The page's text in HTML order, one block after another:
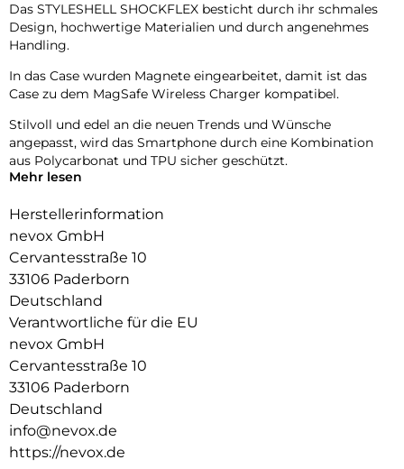
Das STYLESHELL SHOCKFLEX besticht durch ihr schmales
Design, hochwertige Materialien und durch angenehmes
Handling.
In das Case wurden Magnete eingearbeitet, damit ist das
Case zu dem MagSafe Wireless Charger kompatibel.
Stilvoll und edel an die neuen Trends und Wünsche
angepasst, wird das Smartphone durch eine Kombination
aus Polycarbonat und TPU sicher geschützt.
vor Stürzen.
Das Display ist durch die seitlichen Flanken geschützt.
Durch das verwendete Material ist diese komplett
Transparent und bringt jegliche Farbe des Smartphones,
passend zur Geltung.
Die Anschlüsse, Knöpfe und Kamera bleiben voll zugänglich.
Hochwertiges Schmutzabweisendes Material und
Schockproof durch eingearbeitete Luftpolster in den Ecken.
Mehr lesen
Herstellerinformation
nevox GmbH
Cervantesstraße 10
33106 Paderborn
Deutschland
Verantwortliche für die EU
nevox GmbH
Cervantesstraße 10
33106 Paderborn
Deutschland
info@nevox.de
https://nevox.de